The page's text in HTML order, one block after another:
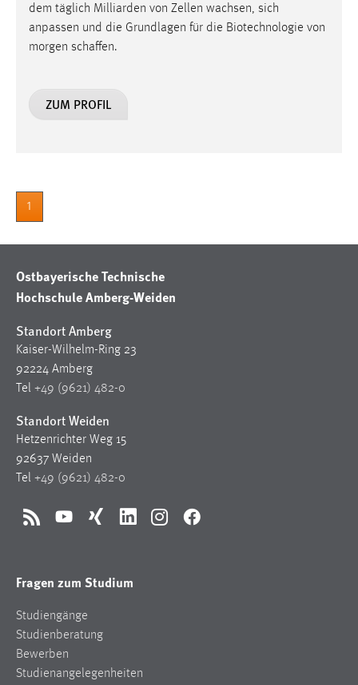
dem täglich Milliarden von Zellen wachsen, sich
anpassen und die Grundlagen für die Biotechnologie von
morgen schaffen.
ZUM PROFIL
1
Ostbayerische Technische
Hochschule Amberg-Weiden
Standort Amberg
Kaiser-Wilhelm-Ring 23
92224 Amberg
Tel +49 (9621) 482-0
Standort Weiden
Hetzenrichter Weg 15
92637 Weiden
Tel +49 (9621) 482-0
RSS YouTubeXing LinkedInInstagramFacebook
Fragen zum Studium
Studiengänge
Studienberatung
Bewerben
Studienangelegenheiten